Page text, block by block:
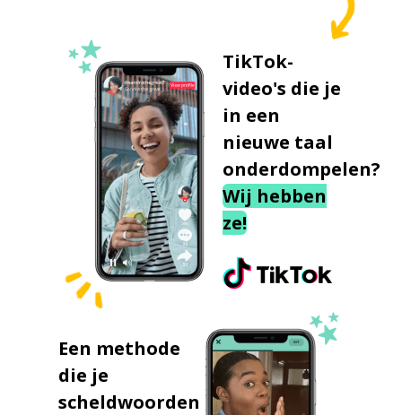
TikTok-
video's die je
in een
nieuwe taal
onderdompelen?
Wij hebben
ze!
Een methode
die je
scheldwoorden